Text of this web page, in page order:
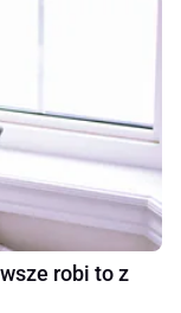
robi to z